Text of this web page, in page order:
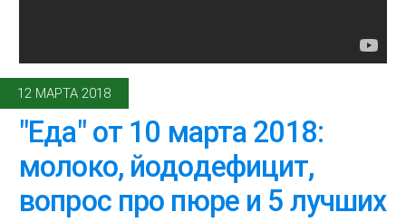
12 МАРТА 2018
"Еда" от 10 марта 2018:
молоко, йододефицит,
вопрос про пюре и 5 лучших